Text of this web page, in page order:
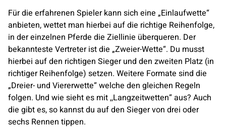
Für die erfahrenen Spieler kann sich eine „Einlaufwette“
anbieten, wettet man hierbei auf die richtige Reihenfolge,
in der einzelnen Pferde die Ziellinie überqueren. Der
bekannteste Vertreter ist die „Zweier-Wette“. Du musst
hierbei auf den richtigen Sieger und den zweiten Platz (in
richtiger Reihenfolge) setzen. Weitere Formate sind die
„Dreier- und Viererwette“ welche den gleichen Regeln
folgen. Und wie sieht es mit ,,Langzeitwetten“ aus? Auch
die gibt es, so kannst du auf den Sieger von drei oder
sechs Rennen tippen.